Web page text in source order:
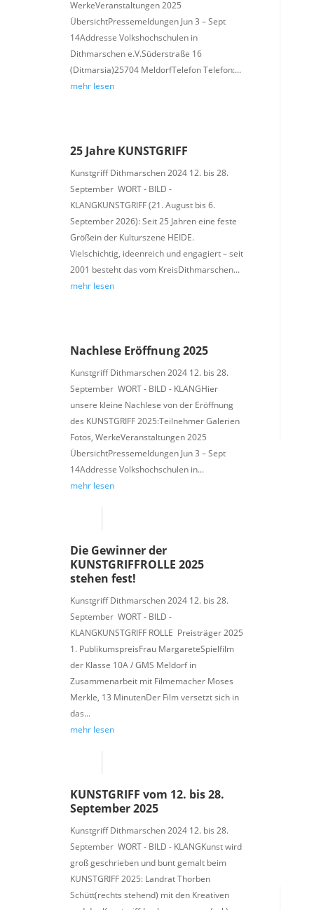
WerkeVeranstaltungen 2025
ÜbersichtPressemeldungen Jun 3 – Sept
14Addresse Volkshochschulen in
Dithmarschen e.V.Süderstraße 16
(Ditmarsia)25704 MeldorfTelefon Telefon:...
mehr lesen
25 Jahre KUNSTGRIFF
Kunstgriff Dithmarschen 2024 12. bis 28.
September WORT - BILD -
KLANGKUNSTGRIFF (21. August bis 6.
September 2026): Seit 25 Jahren eine feste
Größein der Kulturszene HEIDE.
Vielschichtig, ideenreich und engagiert – seit
2001 besteht das vom KreisDithmarschen...
mehr lesen
Nachlese Eröffnung 2025
Kunstgriff Dithmarschen 2024 12. bis 28.
September WORT - BILD - KLANGHier
unsere kleine Nachlese von der Eröffnung
des KUNSTGRIFF 2025:Teilnehmer Galerien
Fotos, WerkeVeranstaltungen 2025
ÜbersichtPressemeldungen Jun 3 – Sept
14Addresse Volkshochschulen in...
mehr lesen
Die Gewinner der
KUNSTGRIFFROLLE 2025
stehen fest!
Kunstgriff Dithmarschen 2024 12. bis 28.
September WORT - BILD -
KLANGKUNSTGRIFF ROLLE Preisträger 2025
1. PublikumspreisFrau MargareteSpielfilm
der Klasse 10A / GMS Meldorf in
Zusammenarbeit mit Filmemacher Moses
Merkle, 13 MinutenDer Film versetzt sich in
das...
mehr lesen
KUNSTGRIFF vom 12. bis 28.
September 2025
Kunstgriff Dithmarschen 2024 12. bis 28.
September WORT - BILD - KLANGKunst wird
groß geschrieben und bunt gemalt beim
KUNSTGRIFF 2025: Landrat Thorben
Schütt(rechts stehend) mit den Kreativen